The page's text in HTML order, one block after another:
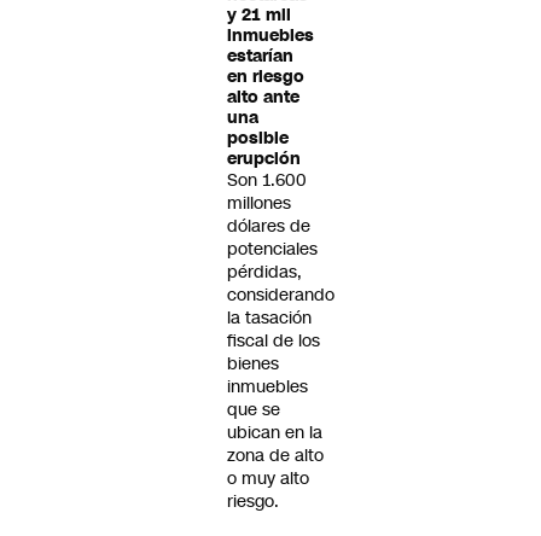
y 21 mil
inmuebles
estarían
en riesgo
alto ante
una
posible
erupción
Son 1.600
millones
dólares de
potenciales
pérdidas,
considerando
la tasación
fiscal de los
bienes
inmuebles
que se
ubican en la
zona de alto
o muy alto
riesgo.